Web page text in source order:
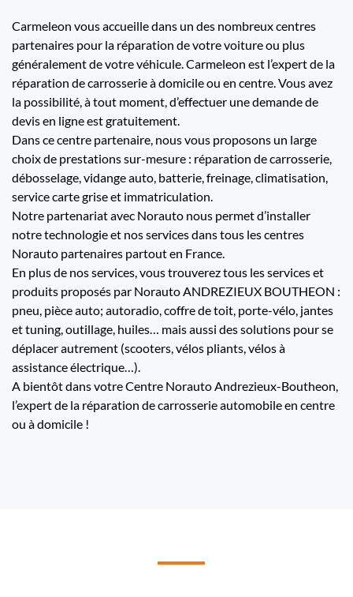
Carmeleon vous accueille dans un des nombreux centres
partenaires pour la réparation de votre voiture ou plus
généralement de votre véhicule. Carmeleon est l’expert de la
réparation de carrosserie à domicile ou en centre. Vous avez
la possibilité, à tout moment, d’effectuer une demande de
devis en ligne est gratuitement.
Dans ce centre partenaire, nous vous proposons un large
choix de prestations sur-mesure : réparation de carrosserie,
débosselage, vidange auto, batterie, freinage, climatisation,
service carte grise et immatriculation.
Notre partenariat avec Norauto nous permet d’installer
notre technologie et nos services dans tous les centres
Norauto partenaires partout en France.
En plus de nos services, vous trouverez tous les services et
produits proposés par Norauto ANDREZIEUX BOUTHEON :
pneu, pièce auto; autoradio, coffre de toit, porte-vélo, jantes
et tuning, outillage, huiles… mais aussi des solutions pour se
déplacer autrement (scooters, vélos pliants, vélos à
assistance électrique…).
A bientôt dans votre Centre Norauto Andrezieux-Boutheon,
l’expert de la réparation de carrosserie automobile en centre
ou à domicile !